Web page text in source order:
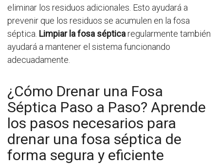
eliminar los residuos adicionales. Esto ayudará a
prevenir que los residuos se acumulen en la fosa
séptica. Limpiar la fosa sépticaregularmente también
ayudará a mantener el sistema funcionando
adecuadamente.
¿Cómo Drenar una Fosa
Séptica Paso a Paso? Aprende
los pasos necesarios para
drenar una fosa séptica de
forma segura y eficiente